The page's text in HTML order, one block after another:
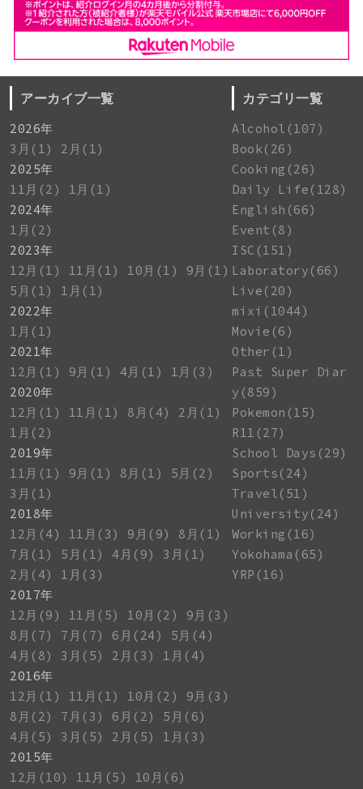
アーカイブ一覧
2026年
3月(1)
2月(1)
2025年
11月(2)
1月(1)
2024年
1月(2)
2023年
12月(1)
11月(1) 10月(1)
9月(1)
5月(1)
1月(1)
2022年
1月(1)
2021年
12月(1)
9月(1) 4月(1)
1月(3)
2020年
12月(1)
11月(1) 8月(4)
2月(1)
1月(2)
2019年
11月(1)
9月(1) 8月(1)
5月(2)
3月(1)
2018年
12月(4)
11月(3) 9月(9)
8月(1)
7月(1)
5月(1) 4月(9)
3月(1)
2月(4)
1月(3)
2017年
12月(9)
11月(5) 10月(2)
9月(3)
8月(7)
7月(7) 6月(24)
5月(4)
4月(8)
3月(5) 2月(3)
1月(4)
2016年
12月(1)
11月(1) 10月(2)
9月(3)
8月(2)
7月(3) 6月(2)
5月(6)
4月(5)
3月(5) 2月(5)
1月(3)
2015年
12月(10)
11月(5)
10月(6)
カテゴリ一覧
Alcohol(107)
Book(26)
Cooking(26)
Daily Life(128)
English(66)
Event(8)
ISC(151)
Laboratory(66)
Live(20)
mixi(1044)
Movie(6)
Other(1)
Past Super Diar
y(859)
Pokemon(15)
R11(27)
School Days(29)
Sports(24)
Travel(51)
University(24)
Working(16)
Yokohama(65)
YRP(16)